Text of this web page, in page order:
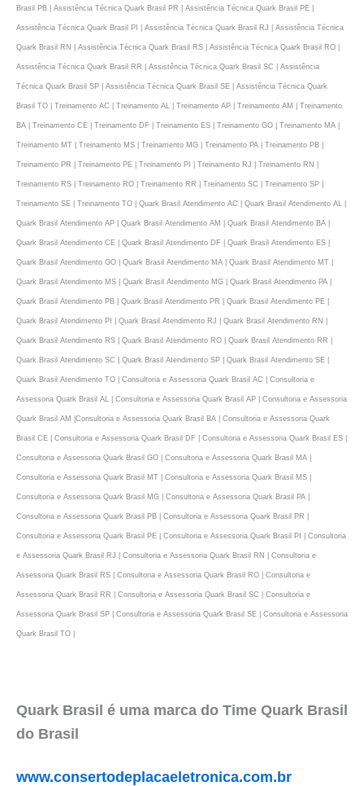
Brasil PB | Assistência Técnica Quark Brasil PR | Assistência Técnica Quark Brasil PE |
Assistência Técnica Quark Brasil PI | Assistência Técnica Quark Brasil RJ | Assistência Técnica
Quark Brasil RN | Assistência Técnica Quark Brasil RS | Assistência Técnica Quark Brasil RO |
Assistência Técnica Quark Brasil RR | Assistência Técnica Quark Brasil SC | Assistência
Técnica Quark Brasil SP | Assistência Técnica Quark Brasil SE | Assistência Técnica Quark
Brasil TO | Treinamento AC | Treinamento AL | Treinamento AP | Treinamento AM | Treinamento
BA | Treinamento CE | Treinamento DF | Treinamento ES | Treinamento GO | Treinamento MA |
Treinamento MT | Treinamento MS | Treinamento MG | Treinamento PA | Treinamento PB |
Treinamento PR | Treinamento PE | Treinamento PI | Treinamento RJ | Treinamento RN |
Treinamento RS | Treinamento RO | Treinamento RR | Treinamento SC | Treinamento SP |
Treinamento SE | Treinamento TO | Quark Brasil Atendimento AC | Quark Brasil Atendimento AL |
Quark Brasil Atendimento AP | Quark Brasil Atendimento AM | Quark Brasil Atendimento BA |
Quark Brasil Atendimento CE | Quark Brasil Atendimento DF | Quark Brasil Atendimento ES |
Quark Brasil Atendimento GO | Quark Brasil Atendimento MA | Quark Brasil Atendimento MT |
Quark Brasil Atendimento MS | Quark Brasil Atendimento MG | Quark Brasil Atendimento PA |
Quark Brasil Atendimento PB | Quark Brasil Atendimento PR | Quark Brasil Atendimento PE |
Quark Brasil Atendimento PI | Quark Brasil Atendimento RJ | Quark Brasil Atendimento RN |
Quark Brasil Atendimento RS | Quark Brasil Atendimento RO | Quark Brasil Atendimento RR |
Quark Brasil Atendimento SC | Quark Brasil Atendimento SP | Quark Brasil Atendimento SE |
Quark Brasil Atendimento TO | Consultoria e Assessoria Quark Brasil AC | Consultoria e
Assessoria Quark Brasil AL | Consultoria e Assessoria Quark Brasil AP | Consultoria e Assessoria
Quark Brasil AM |Consultoria e Assessoria Quark Brasil BA | Consultoria e Assessoria Quark
Brasil CE | Consultoria e Assessoria Quark Brasil DF | Consultoria e Assessoria Quark Brasil ES |
Consultoria e Assessoria Quark Brasil GO | Consultoria e Assessoria Quark Brasil MA |
Consultoria e Assessoria Quark Brasil MT | Consultoria e Assessoria Quark Brasil MS |
Consultoria e Assessoria Quark Brasil MG | Consultoria e Assessoria Quark Brasil PA |
Consultoria e Assessoria Quark Brasil PB | Consultoria e Assessoria Quark Brasil PR |
Consultoria e Assessoria Quark Brasil PE | Consultoria e Assessoria Quark Brasil PI | Consultoria
e Assessoria Quark Brasil RJ | Consultoria e Assessoria Quark Brasil RN | Consultoria e
Assessoria Quark Brasil RS | Consultoria e Assessoria Quark Brasil RO | Consultoria e
Assessoria Quark Brasil RR | Consultoria e Assessoria Quark Brasil SC | Consultoria e
Assessoria Quark Brasil SP | Consultoria e Assessoria Quark Brasil SE | Consultoria e Assessoria
Quark Brasil TO |
Quark Brasil é uma marca do Time Quark Brasil
do Brasil
www.consertodeplacaeletronica.com.br